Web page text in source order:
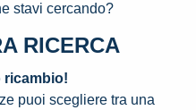
stavi cercando?
RICERCA
ricambio!
puoi scegliere tra una